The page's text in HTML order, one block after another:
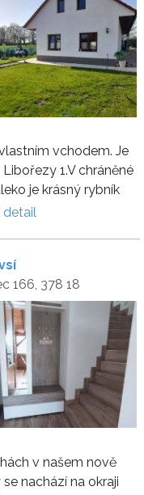
vchodem. Je
1.V chráněné
je krásný rybník
detail
166, 378 18
v našem nově
nachází na okraji